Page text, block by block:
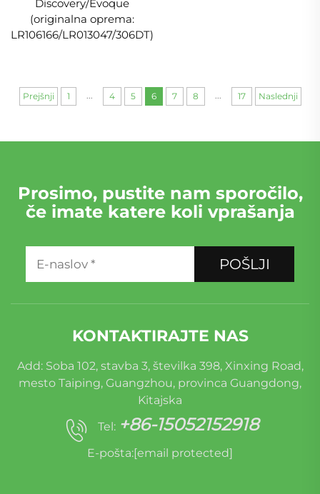
Discovery/Evoque
(originalna oprema:
LR106166/LR013047/306DT)
Prejšnji 1 ... 4 5 6 7 8 ... 17 Naslednji
Prosimo, pustite nam sporočilo,
če imate katere koli vprašanja
POŠLJI
KONTAKTIRAJTE NAS
Add: Soba 102, stavba 3, številka 398, Xinxing Road,
mesto Taiping, Guangzhou, provinca Guangdong,
Kitajska
Tel: +86-15052152918
E-pošta:[email protected]